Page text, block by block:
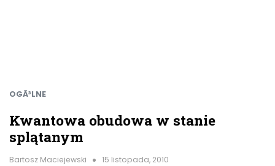
OGÃ³LNE
Kwantowa obudowa w stanie
splątanym
Bartosz Maciejewski 15 listopada, 2010